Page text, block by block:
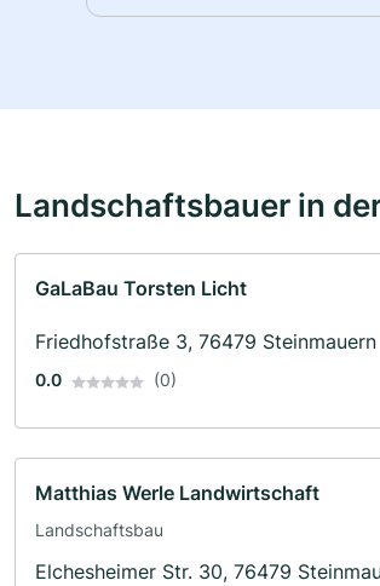
Landschaftsbauer in
GaLaBau Torsten Licht
Friedhofstraße 3, 76479 Steinmauern
0.0 (0)
Matthias Werle Landwirtschaft
Landschaftsbau
Elchesheimer Str. 30, 76479